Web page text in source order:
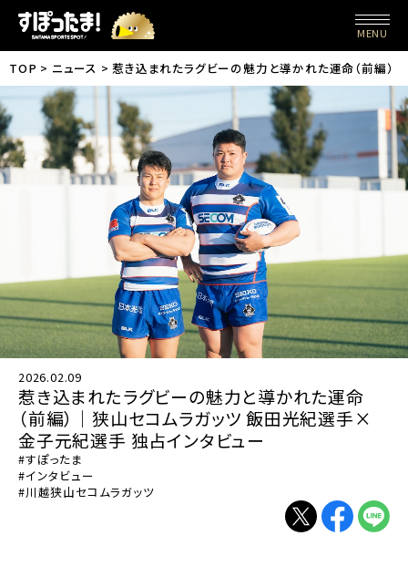
MENU
TOP ニュース 惹き込まれたラグビーの魅力と導かれた運命（前編
2026.02.09
惹き込まれたラグビーの魅力と導かれた運命
（前編）｜狭山セコムラガッツ 飯田光紀選手×
金子元紀選手 独占インタビュー
#すぽったま
#インタビュー
#川越狭山セコムラガッツ